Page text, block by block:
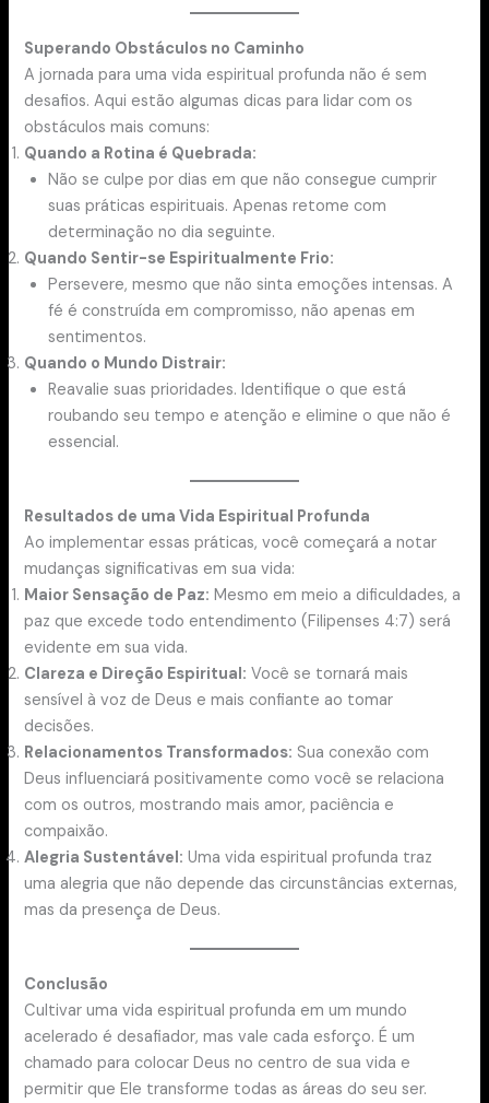
Superando Obstáculos no Caminho
A jornada para uma vida espiritual profunda não é sem
desafios. Aqui estão algumas dicas para lidar com os
obstáculos mais comuns:
Quando a Rotina é Quebrada:
Não se culpe por dias em que não consegue cumprir
suas práticas espirituais. Apenas retome com
determinação no dia seguinte.
Quando Sentir-se Espiritualmente Frio:
Persevere, mesmo que não sinta emoções intensas. A
fé é construída em compromisso, não apenas em
sentimentos.
Quando o Mundo Distrair:
Reavalie suas prioridades. Identifique o que está
roubando seu tempo e atenção e elimine o que não é
essencial.
Resultados de uma Vida Espiritual Profunda
Ao implementar essas práticas, você começará a notar
mudanças significativas em sua vida:
Maior Sensação de Paz: Mesmo em meio a dificuldades, a
paz que excede todo entendimento (Filipenses 4:7) será
evidente em sua vida.
Clareza e Direção Espiritual: Você se tornará mais
sensível à voz de Deus e mais confiante ao tomar
decisões.
Relacionamentos Transformados: Sua conexão com
Deus influenciará positivamente como você se relaciona
com os outros, mostrando mais amor, paciência e
compaixão.
Alegria Sustentável: Uma vida espiritual profunda traz
uma alegria que não depende das circunstâncias externas,
mas da presença de Deus.
Conclusão
Cultivar uma vida espiritual profunda em um mundo
acelerado é desafiador, mas vale cada esforço. É um
chamado para colocar Deus no centro de sua vida e
permitir que Ele transforme todas as áreas do seu ser.